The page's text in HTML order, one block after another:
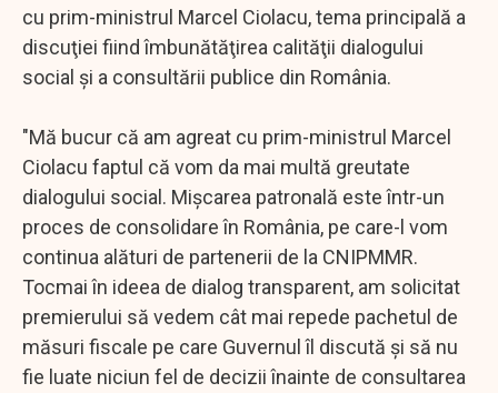
cu prim-ministrul Marcel Ciolacu, tema principală a
discuţiei fiind îmbunătăţirea calităţii dialogului
social şi a consultării publice din România.
"Mă bucur că am agreat cu prim-ministrul Marcel
Ciolacu faptul că vom da mai multă greutate
dialogului social. Mişcarea patronală este într-un
proces de consolidare în România, pe care-l vom
continua alături de partenerii de la CNIPMMR.
Tocmai în ideea de dialog transparent, am solicitat
premierului să vedem cât mai repede pachetul de
măsuri fiscale pe care Guvernul îl discută şi să nu
fie luate niciun fel de decizii înainte de consultarea